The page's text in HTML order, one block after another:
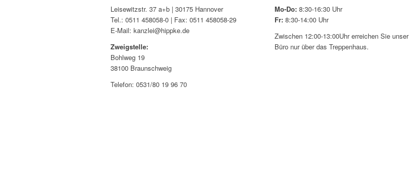
Leisewitzstr. 37 a+b | 30175 Hannover
Tel.: 0511 458058-0 | Fax: 0511 458058-29
E-Mail: kanzlei@hippke.de
Zweigstelle:
Bohlweg 19
38100 Braunschweig
Telefon: 0531/80 19 96 70
Mo-Do:8:30-16:30 Uhr
Fr:8:30-14:00 Uhr
Zwischen 12:00-13:00Uhr erreichen Sie unser
Büro nur über das Treppenhaus.